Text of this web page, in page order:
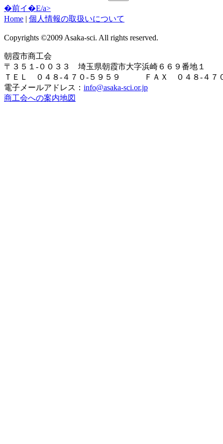
�前イ�E/a>
Home | 個人情報の取扱いについて
Copyrights ©2009 Asaka-sci. All rights reserved.
朝霞市商工会
〒３５１-００３３ 埼玉県朝霞市大字浜崎６６９番地１
ＴＥＬ ０４８-４７０-５９５９ ＦＡＸ ０４８-４７
電子メールアドレス： info@asaka-sci.or.jp
商工会への案内地図